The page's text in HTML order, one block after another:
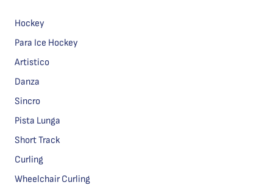
Hockey
Para Ice Hockey
Artistico
Danza
Sincro
Pista Lunga
Short Track
Curling
Wheelchair Curling